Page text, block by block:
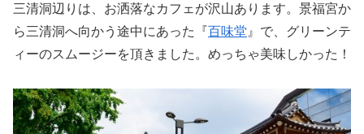
三清洞辺りは、お洒落なカフェが沢山あります。景福宮か
ら三清洞へ向かう途中にあった『百味堂 』で、グリーンテ
ィーのスムージーを頂きました。めっちゃ美味しかった！